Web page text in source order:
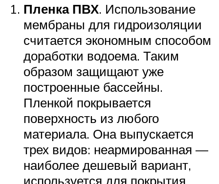
Пленка ПВХ. Использование
мембраны для гидроизоляции
считается экономным способом
доработки водоема. Таким
образом защищают уже
построенные бассейны.
Пленкой покрывается
поверхность из любого
материала. Она выпускается
трех видов: неармированная —
наиболее дешевый вариант,
используется для покрытия